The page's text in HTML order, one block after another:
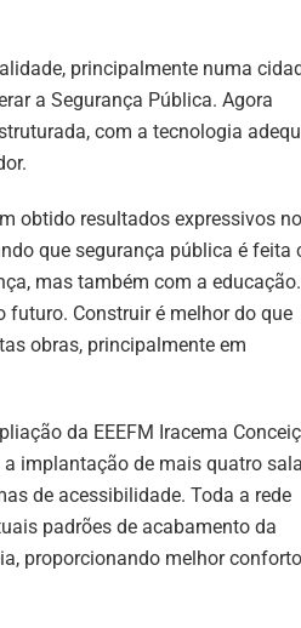
principalmente numa
a Segurança Pública. Agora
com a tecnologia
obtido resultados expressivos no
que segurança pública é feita
mas também com a educação.
futuro. Construir é melhor do que
obras, principalmente em
da EEEFM Iracema
implantação de mais quatro
de acessibilidade. Toda a rede
padrões de acabamento da
proporcionando melhor conforto